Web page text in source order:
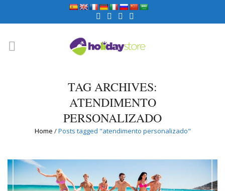
TAG ARCHIVES:
ATENDIMENTO
PERSONALIZADO
Home /Posts tagged "atendimento personalizado"